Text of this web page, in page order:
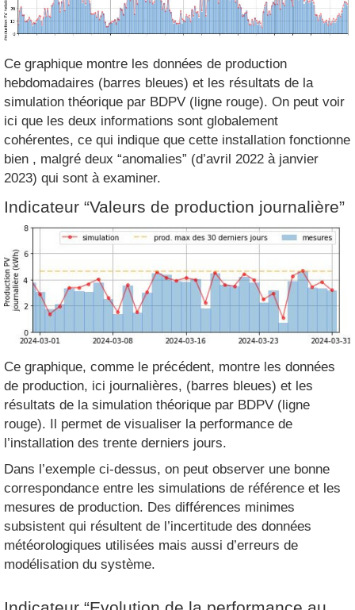
Ce graphique montre les données de production
hebdomadaires (barres bleues) et les résultats de la
simulation théorique par BDPV (ligne rouge). On peut voir
ici que les deux informations sont globalement
cohérentes, ce qui indique que cette installation fonctionne
bien , malgré deux “anomalies” (d’avril 2022 à janvier
2023) qui sont à examiner.
Indicateur “Valeurs de production journalière”
Ce graphique, comme le précédent, montre les données
de production, ici journalières, (barres bleues) et les
résultats de la simulation théorique par BDPV (ligne
rouge). Il permet de visualiser la performance de
l’installation des trente derniers jours.
Dans l’exemple ci-dessus, on peut observer une bonne
correspondance entre les simulations de référence et les
mesures de production. Des différences minimes
subsistent qui résultent de l’incertitude des données
météorologiques utilisées mais aussi d’erreurs de
modélisation du système.